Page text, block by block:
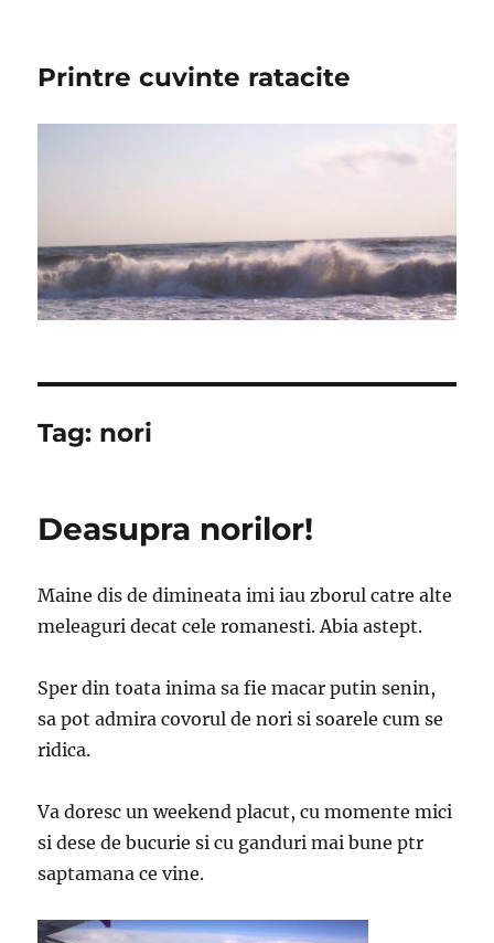
Printre cuvinte ratacite
Tag: nori
Deasupra norilor!
Maine dis de dimineata imi iau zborul catre alte
meleaguri decat cele romanesti. Abia astept.
Sper din toata inima sa fie macar putin senin,
sa pot admira covorul de nori si soarele cum se
ridica.
Va doresc un weekend placut, cu momente mici
si dese de bucurie si cu ganduri mai bune ptr
saptamana ce vine.